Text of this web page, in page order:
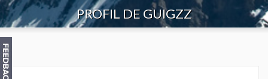
PROFIL DE GUIGZZ